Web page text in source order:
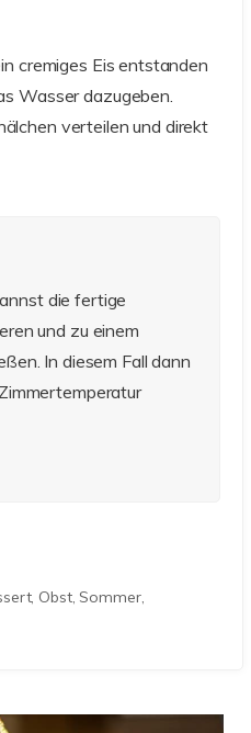
cremiges Eis entstanden
Wasser dazugeben.
verteilen und direkt
die fertige
und zu einem
In diesem Fall dann
Obst, Sommer,